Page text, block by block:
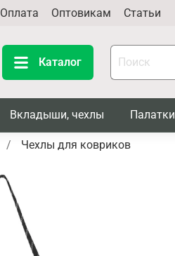
Оплата Оптовикам Статьи
Каталог
Вкладыши, чехлы Палатки
Чехлы для ковриков